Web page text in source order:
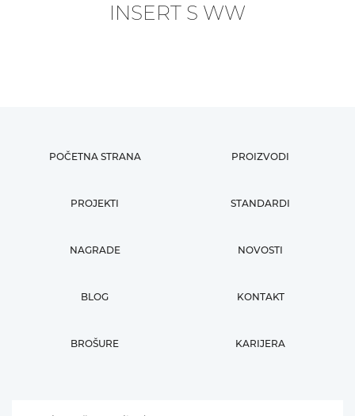
INSERT S WW
POČETNA STRANA PROIZVODI
PROJEKTI STANDARDI
NAGRADE NOVOSTI
BLOG KONTAKT
BROŠURE KARIJERA